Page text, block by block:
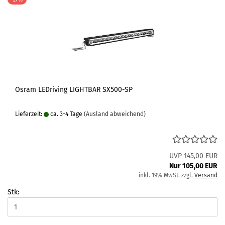
Osram LEDriving LIGHTBAR SX500-SP
Lieferzeit: ca. 3-4 Tage (Ausland abweichend)
UVP 145,00 EUR
Nur 105,00 EUR
inkl. 19% MwSt. zzgl. Versand
Stk: